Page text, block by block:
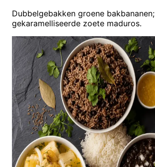
Dubbelgebakken groene bakbananen;
gekaramelliseerde zoete maduros.